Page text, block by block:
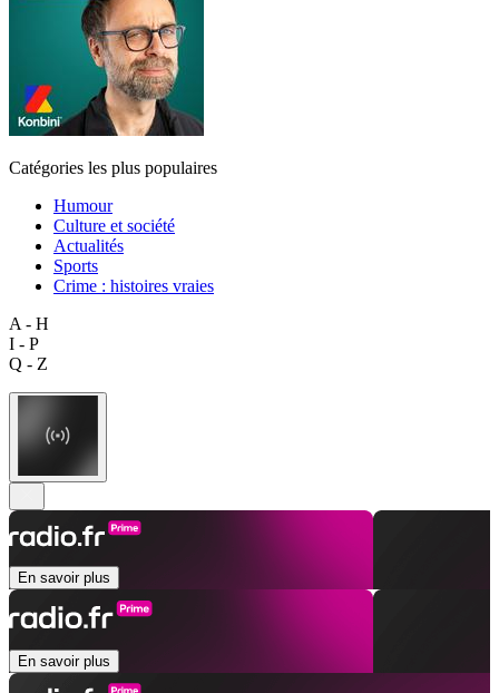
Catégories les plus populaires
Humour
Culture et société
Actualités
Sports
Crime : histoires vraies
A - H
I - P
Q - Z
En savoir plus
En savoir plus